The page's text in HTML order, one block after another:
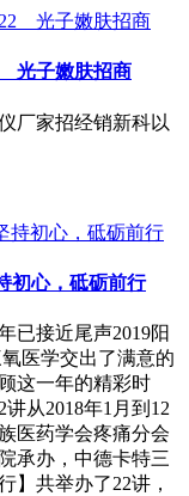
光子嫩肤招商
厂家招经销新科以
初心，砥砺前行
已接近尾声2019阳
医学交出了满意的
这一年的精彩时
从2018年1月到12
医药学会疼痛分会
承办，中德卡特三
】共举办了22讲，